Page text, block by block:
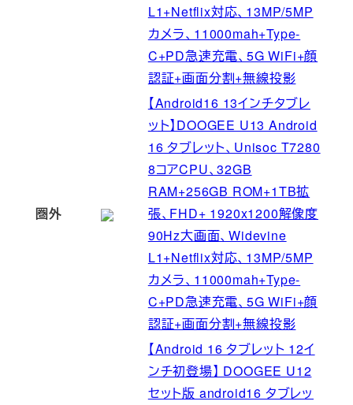
L1+Netflix対応、13MP/5MP
カメラ、11000mah+Type-
C+PD急速充電、5G WiFi+顔
認証+画面分割+無線投影
圏外
【Android16 13インチタブレ
ット】DOOGEE U13 Android
16 タブレット、Unisoc T7280
8コアCPU、32GB
RAM+256GB ROM+1TB拡
張、FHD+ 1920x1200解像度
90Hz大画面、Widevine
L1+Netflix対応、13MP/5MP
カメラ、11000mah+Type-
C+PD急速充電、5G WiFi+顔
認証+画面分割+無線投影
【Android 16 タブレット 12イ
ンチ初登場】 DOOGEE U12
セット版 android16 タブレッ